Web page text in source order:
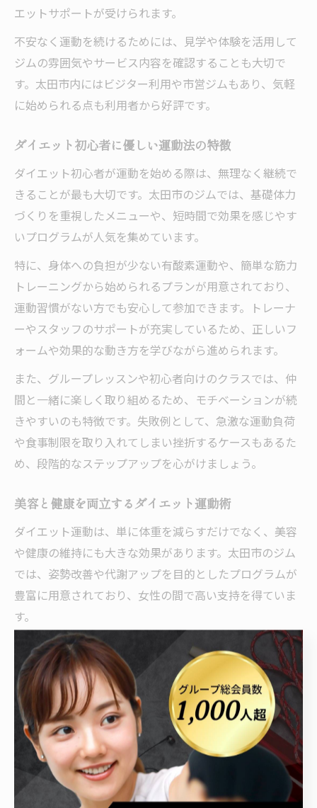
エットサポートが受けられます。
不安なく運動を続けるためには、見学や体験を活用して
ジムの雰囲気やサービス内容を確認することも大切で
す。太田市内にはビジター利用や市営ジムもあり、気軽
に始められる点も利用者から好評です。
ダイエット初心者に優しい運動法の特徴
ダイエット初心者が運動を始める際は、無理なく継続で
きることが最も大切です。太田市のジムでは、基礎体力
づくりを重視したメニューや、短時間で効果を感じやす
いプログラムが人気を集めています。
特に、身体への負担が少ない有酸素運動や、簡単な筋力
トレーニングから始められるプランが用意されており、
運動習慣がない方でも安心して参加できます。トレーナ
ーやスタッフのサポートが充実しているため、正しいフ
ォームや効果的な動き方を学びながら進められます。
また、グループレッスンや初心者向けのクラスでは、仲
間と一緒に楽しく取り組めるため、モチベーションが続
きやすいのも特徴です。失敗例として、急激な運動負荷
や食事制限を取り入れてしまい挫折するケースもあるた
め、段階的なステップアップを心がけましょう。
美容と健康を両立するダイエット運動術
ダイエット運動は、単に体重を減らすだけでなく、美容
や健康の維持にも大きな効果があります。太田市のジム
では、姿勢改善や代謝アップを目的としたプログラムが
豊富に用意されており、女性の間で高い支持を得ていま
す。
例えば、全身をバランスよく使うトレーニングや、肩こ
り・腰痛の予防にも役立つストレッチなど、日常生活の
質向上をめざした運動法が取り入れられています。これ
により、体型維持と同時に美肌効果や疲れにくい身体づ
くりも期待できます。
注意点としては、過度な運動や極端な食事制限は健康を
損なうリスクがあるため、トレーナーの指導のもとでバ
ランスよく取り組むことが大切です。美容と健康を両立